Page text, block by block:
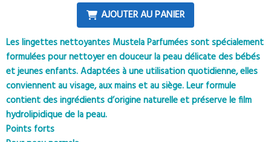
AJOUTER AU PANIER
Les lingettes nettoyantes Mustela Parfumées sont spécialement
formulées pour nettoyer en douceur la peau délicate des bébés
et jeunes enfants. Adaptées à une utilisation quotidienne, elles
conviennent au visage, aux mains et au siège. Leur formule
contient des ingrédients d’origine naturelle et préserve le film
hydrolipidique de la peau.
Points forts